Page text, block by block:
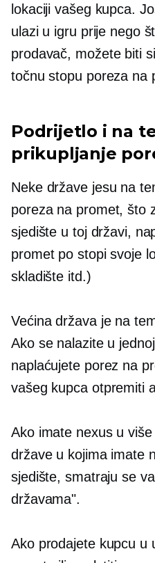
lokaciji vašeg kupca.
ulazi u igru ​​prije nego
prodavač, možete biti
točnu stopu poreza na
Podrijetlo i na
prikupljanje
Neke države jesu na
poreza na promet, što
sjedište u toj državi,
promet po stopi svoje
skladište itd.)
Većina država je na
Ako se nalazite u
naplaćujete porez na
vašeg kupca otpremiti
Ako imate nexus u
države u kojima imate
sjedište, smatraju se
državama".
Ako prodajete kupcu u